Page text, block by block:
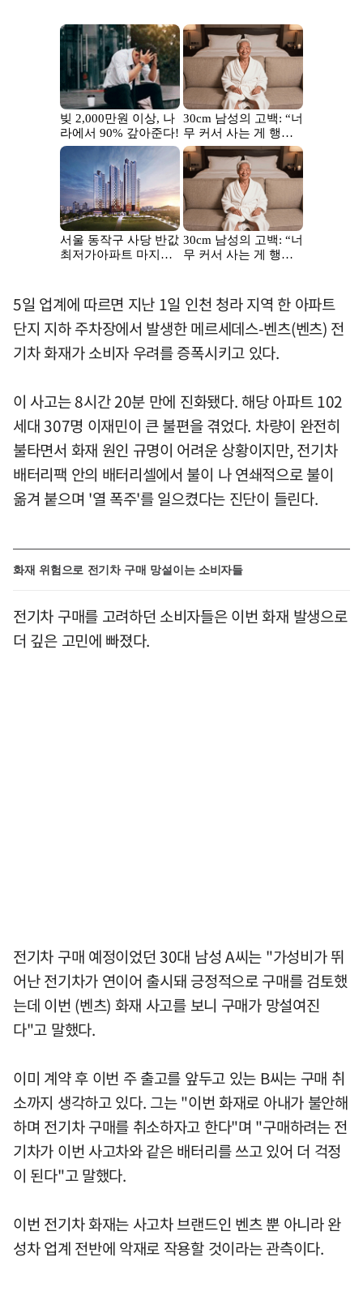
5일 업계에 따르면 지난 1일 인천 청라 지역 한 아파트
단지 지하 주차장에서 발생한 메르세데스-벤츠(벤츠) 전
기차 화재가 소비자 우려를 증폭시키고 있다.
이 사고는 8시간 20분 만에 진화됐다. 해당 아파트 102
세대 307명 이재민이 큰 불편을 겪었다. 차량이 완전히
불타면서 화재 원인 규명이 어려운 상황이지만, 전기차
배터리팩 안의 배터리셀에서 불이 나 연쇄적으로 불이
옮겨 붙으며 '열 폭주'를 일으켰다는 진단이 들린다.
화재 위험으로 전기차 구매 망설이는 소비자들
전기차 구매를 고려하던 소비자들은 이번 화재 발생으로
더 깊은 고민에 빠졌다.
전기차 구매 예정이었던 30대 남성 A씨는 "가성비가 뛰
어난 전기차가 연이어 출시돼 긍정적으로 구매를 검토했
는데 이번 (벤츠) 화재 사고를 보니 구매가 망설여진
다"고 말했다.
이미 계약 후 이번 주 출고를 앞두고 있는 B씨는 구매 취
소까지 생각하고 있다. 그는 "이번 화재로 아내가 불안해
하며 전기차 구매를 취소하자고 한다"며 "구매하려는 전
기차가 이번 사고차와 같은 배터리를 쓰고 있어 더 걱정
이 된다"고 말했다.
이번 전기차 화재는 사고차 브랜드인 벤츠 뿐 아니라 완
성차 업계 전반에 악재로 작용할 것이라는 관측이다.